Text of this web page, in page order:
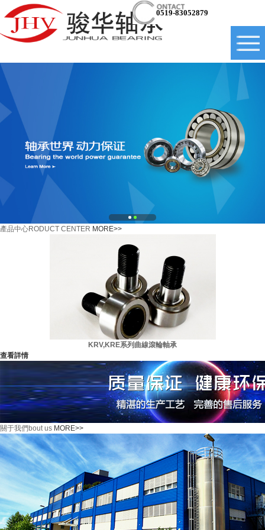
0519-83052879
產品中心RODUCT CENTER MORE>>
KRV,KRE系列曲線滾輪軸承
查看詳情
關于我們bout us MORE>>